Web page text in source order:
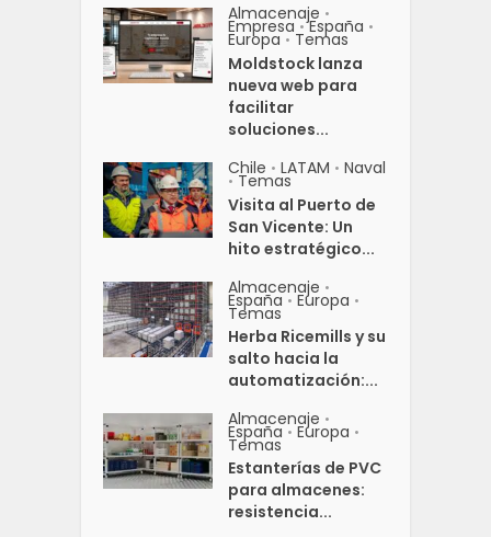
Almacenaje •
Empresa • España •
Europa • Temas
Moldstock lanza
nueva web para
facilitar
soluciones...
Chile • LATAM • Naval
• Temas
Visita al Puerto de
San Vicente: Un
hito estratégico...
Almacenaje •
España • Europa •
Temas
Herba Ricemills y su
salto hacia la
automatización:...
Almacenaje •
España • Europa •
Temas
Estanterías de PVC
para almacenes:
resistencia...